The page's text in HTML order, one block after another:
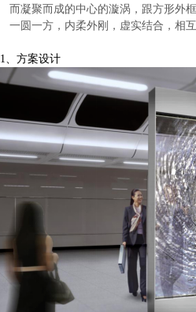
而凝聚而成的中心的漩涡，跟方形外框
一圆一方，内柔外刚，虚实结合，相互
1、方案设计